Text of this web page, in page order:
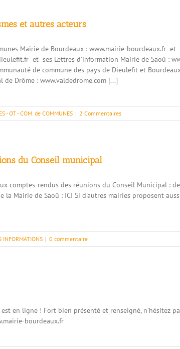
et autres acteurs
Mairie de Bourdeaux : www.mairie-bourdeaux.fr
et ses Lettres d'information Mairie de Saoû :
de commune des pays de Dieulefit et
de Drôme : www.valdedrome.com [...]
- OT - COM. de COMMUNES | 2 Commentaires
du Conseil municipal
comptes-rendus des réunions du Conseil Municipal :
la Mairie de Saoû : ICI Si d'autres mairies proposent
INFORMATIONS | 0 commentaire
en ligne ! Fort bien présenté et renseigné, n'hésitez
bourdeaux.fr